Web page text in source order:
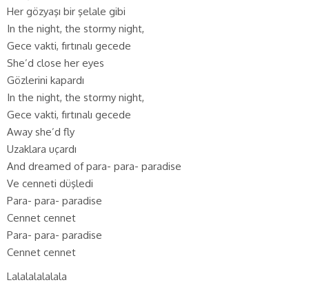
Her gözyaşı bir şelale gibi
In the night, the stormy night,
Gece vakti, fırtınalı gecede
She’d close her eyes
Gözlerini kapardı
In the night, the stormy night,
Gece vakti, fırtınalı gecede
Away she’d fly
Uzaklara uçardı
And dreamed of para- para- paradise
Ve cenneti düşledi
Para- para- paradise
Cennet cennet
Para- para- paradise
Cennet cennet
Lalalalalalala